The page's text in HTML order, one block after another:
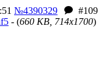
№4390329
#109
- (660 KB, 714x1700)